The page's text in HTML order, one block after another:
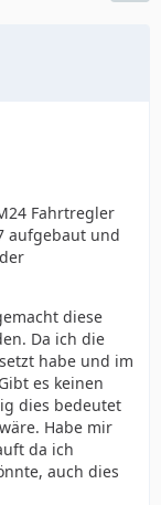
Fahrtregler
aufgebaut und
diese
Da ich die
habe und im
es keinen
dies bedeutet
Habe mir
da ich
auch dies